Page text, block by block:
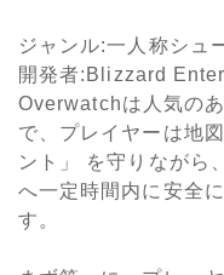
ジャンル:一人称シュ
開発者:Blizzard
Overwatchは人気の
で、プレイヤーは地
ント」 を守りながら
へ一定時間内に安全
す。